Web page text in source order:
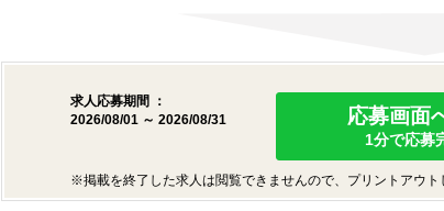
求人応募期間 ：
2026/08/01 ～ 2026/08/31
応募画面
1分で応募
※掲載を終了した求人は閲覧できませんので、プリントアウト